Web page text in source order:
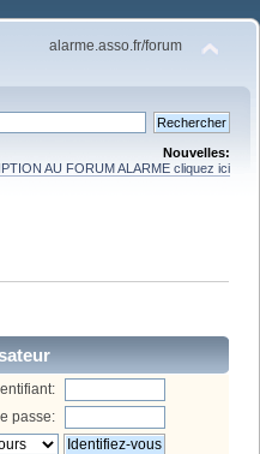
alarme.asso.fr/forum
Nouvelles:
AU FORUM ALARME cliquez ici
passe: